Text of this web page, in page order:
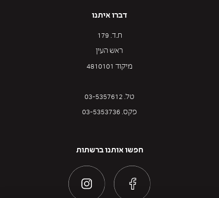
דברו איתנו
ת.ד. 179
ראש העין
מיקוד 4810101
טל. 03-5357612
פקס. 03-5353736
חפשו אותנו ברשתות